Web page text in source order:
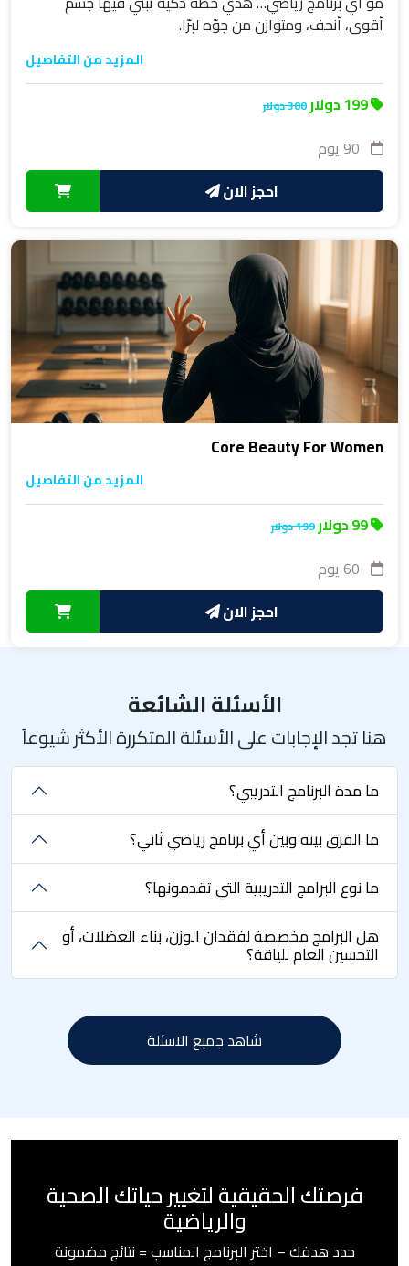
أقوى، أنحف، ومتوازن من جوّه لبرّا.
المزيد من التفاصيل
300 دولار
احجز الان
Core Beauty For Women
المزيد من التفاصيل
199 دولار
احجز الان
الأسئلة الشائعة
هنا تجد الإجابات على الأسئلة المتكررة الأكثر شيوعاً
ما مدة البرنامج التدريبي؟
ما الفرق بينه وبين أي برنامج رياضي ثاني؟
ما نوع البرامج التدريبية التي تقدمونها؟
هل البرامج مخصصة لفقدان الوزن، بناء العضلات، أو
التحسين العام للياقة؟
شاهد جميع الاسئلة
فرصتك الحقيقية لتغيير حياتك الصحية
والرياضية
حدد هدفك – اختر البرنامج المناسب = نتائج مضمونة